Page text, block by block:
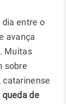
dia entre o
avança
Muitas
sobre
catarinense
de